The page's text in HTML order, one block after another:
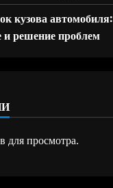
кузова автомобиля:
и решение проблем
для просмотра.